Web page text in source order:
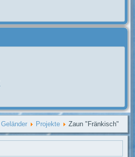
Geländer Projekte Zaun "Fränkisch"